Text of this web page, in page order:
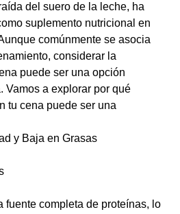
del suero de la leche, ha
suplemento nutricional en
comúnmente se asocia
considerar la
puede ser una opción
Vamos a explorar por qué
tu cena puede ser una
y Baja en Grasas
fuente completa de proteínas, lo